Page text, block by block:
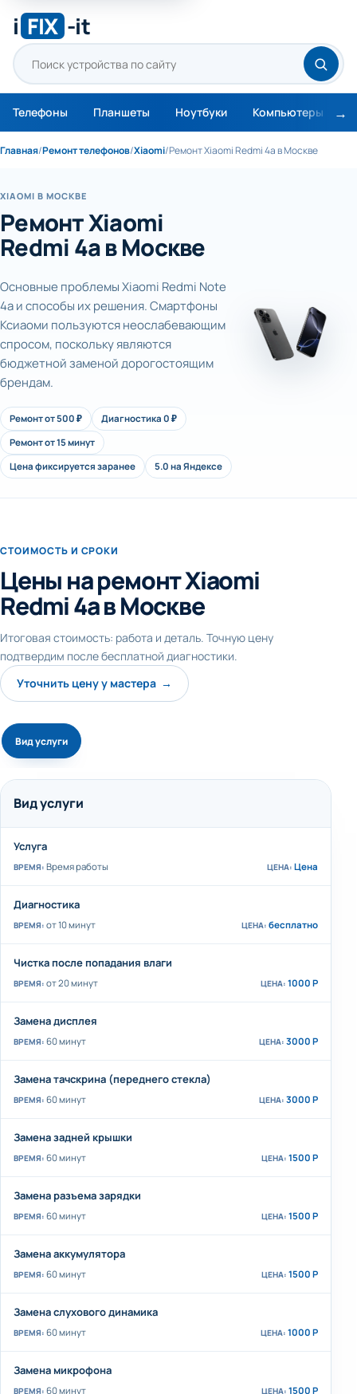
i FIX -it
Телефоны Планшеты Ноутбуки Компьютеры
Главная/Ремонт телефонов/Xiaomi/Ремонт Xiaomi Redmi 4a в Москве
XIAOMI В МОСКВЕ
Ремонт Xiaomi
Redmi 4a в Москве
Основные проблемы Xiaomi Redmi Note
4a и способы их решения. Смартфоны
Ксиаоми пользуются неослабевающим
спросом, поскольку являются
бюджетной заменой дорогостоящим
брендам.
Ремонт от 500 ₽
Диагностика 0 ₽
Ремонт от 15 минут
Цена фиксируется заранее
5.0 на Яндексе
СТОИМОСТЬ И СРОКИ
Цены на ремонт Xiaomi
Redmi 4a в Москве
Итоговая стоимость: работа и деталь. Точную цену
подтвердим после бесплатной диагностики.
Уточнить цену у мастера →
Вид услуги
Вид услуги
Услуга
Время работы Цена
Диагностика
от 10 минут бесплатно
Чистка после попадания влаги
от 20 минут 1000 Р
Замена дисплея
60 минут 3000 Р
Замена тачскрина (переднего стекла)
60 минут 3000 Р
Замена задней крышки
60 минут 1500 Р
Замена разъема зарядки
60 минут 1500 Р
Замена аккумулятора
60 минут 1500 Р
Замена слухового динамика
60 минут 1000 Р
Замена микрофона
60 минут 1500 Р